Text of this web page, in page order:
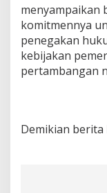
menyampaikan
komitmennya
penegakan
kebijakan
pertambangan
Demikian berita